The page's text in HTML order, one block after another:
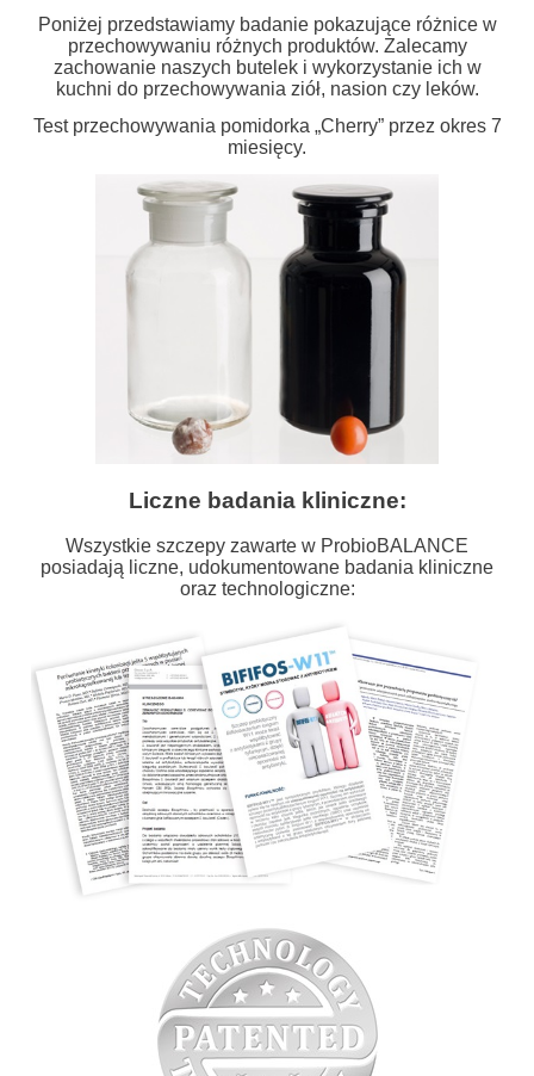
Poniżej przedstawiamy badanie pokazujące różnice w
przechowywaniu różnych produktów. Zalecamy
zachowanie naszych butelek i wykorzystanie ich w
kuchni do przechowywania ziół, nasion czy leków.
Test przechowywania pomidorka „Cherry” przez okres 7
miesięcy.
Liczne badania kliniczne:
Wszystkie szczepy zawarte w ProbioBALANCE
posiadają liczne, udokumentowane badania kliniczne
oraz technologiczne: